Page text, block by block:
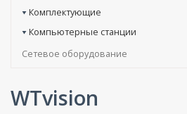
Комплектующие
Компьютерные станции
Сетевое оборудование
WTvision